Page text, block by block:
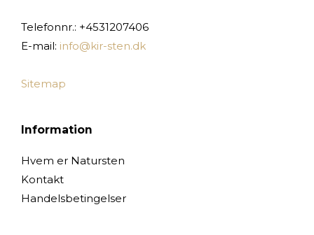
Telefonnr.: +4531207406
E-mail: info@kir-sten.dk
Sitemap
Information
Hvem er Natursten
Kontakt
Handelsbetingelser